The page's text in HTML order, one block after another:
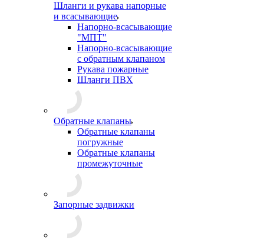
Шланги и рукава напорные
и всасывающие
Напорно-всасывающие
"МПТ"
Напорно-всасывающие
с обратным клапаном
Рукава пожарные
Шланги ПВХ
Обратные клапаны
Обратные клапаны
погружные
Обратные клапаны
промежуточные
Запорные задвижки